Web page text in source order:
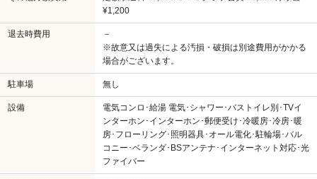
¥1,200
退去時費用
－
※故意又は過失による汚損・破損は別途費用がかかる
場合がございます。
駐車場 無し
設備
電気コンロ･給湯 電気･シャワー･バストイレ別･TVイ
ンターホン･インターホン･郵便受け･冷暖房･冷房･暖
房･フローリング･照明器具･オール電化･駐輪場･バル
コニー･ベランダ･BSアンテナ･インターネット対応･光
ファイバー